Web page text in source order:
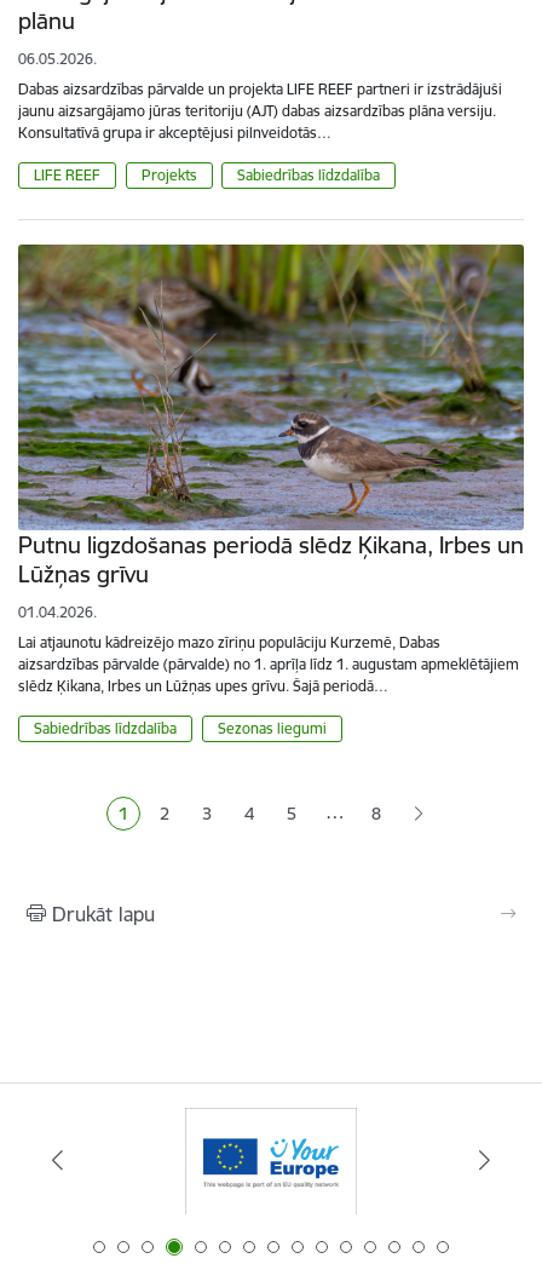
plānu
06.05.2026.
Dabas aizsardzības pārvalde un projekta LIFE REEF partneri ir izstrādājuši
jaunu aizsargājamo jūras teritoriju (AJT) dabas aizsardzības plāna versiju.
Konsultatīvā grupa ir akceptējusi pilnveidotās…
LIFE REEF Projekts Sabiedrības līdzdalība
Putnu ligzdošanas periodā slēdz Ķikana, Irbes un
Lūžņas grīvu
01.04.2026.
Lai atjaunotu kādreizējo mazo zīriņu populāciju Kurzemē, Dabas
aizsardzības pārvalde (pārvalde) no 1. aprīļa līdz 1. augustam apmeklētājiem
slēdz Ķikana, Irbes un Lūžņas upes grīvu. Šajā periodā…
Sabiedrības līdzdalība Sezonas liegumi
Pašreizējā lapa
1 Lapa
2 Lapa
3 Lapa
4 Lapa
5 … 8
Drukāt lapu